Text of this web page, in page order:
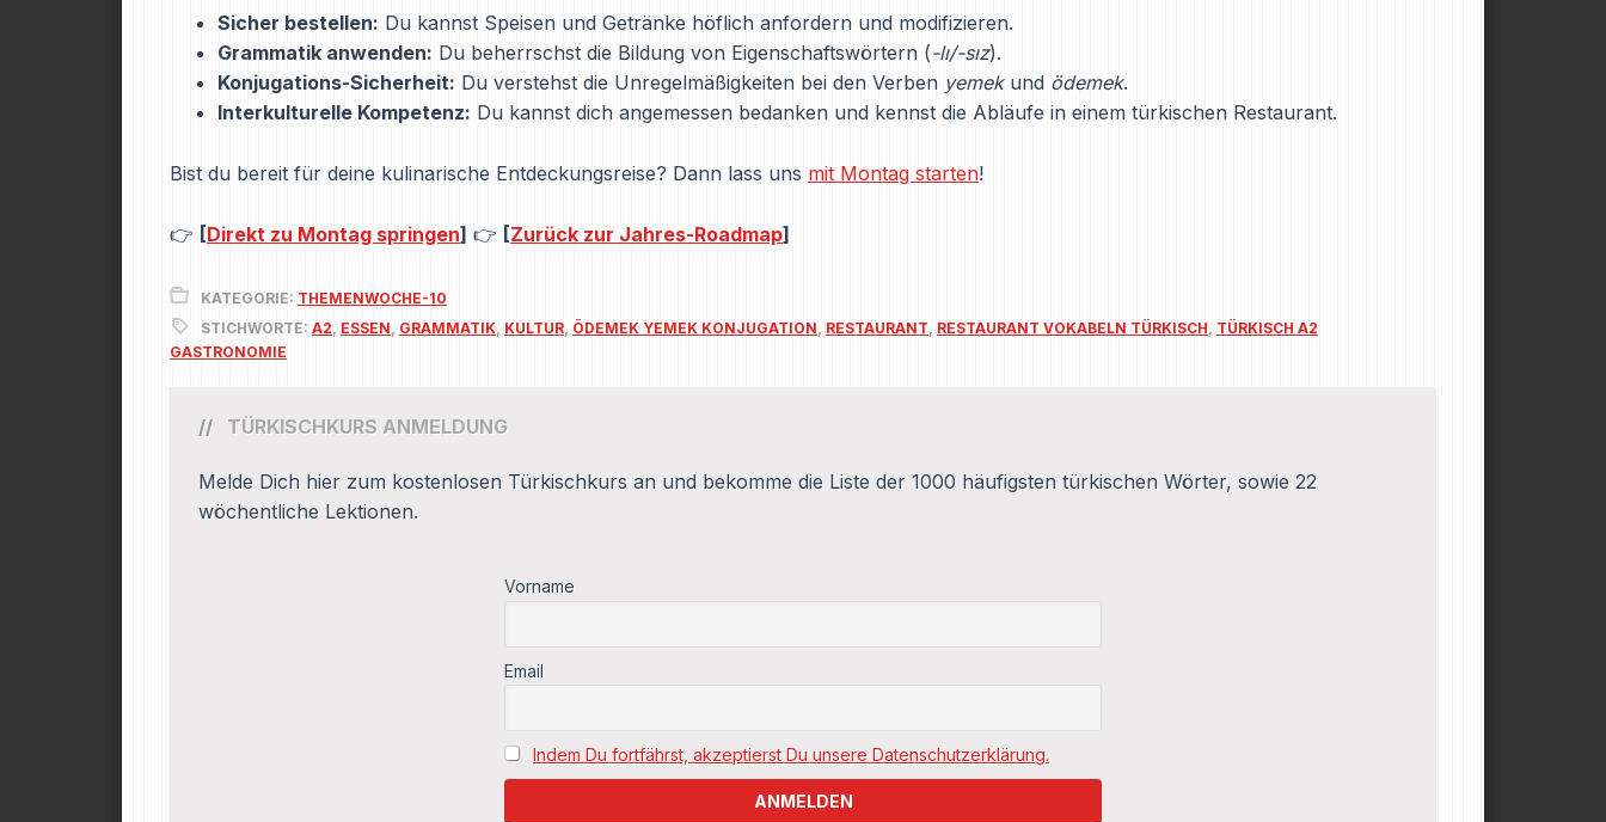
Sicher bestellen: Du kannst Speisen und Getränke höflich anfordern und modifizieren.
Grammatik anwenden: Du beherrschst die Bildung von Eigenschaftswörtern (-lı/-sız).
Konjugations-Sicherheit: Du verstehst die Unregelmäßigkeiten bei den Verben yemekund ödemek.
Interkulturelle Kompetenz: Du kannst dich angemessen bedanken und kennst die Abläufe in einem türkischen Restaurant.
Bist du bereit für deine kulinarische Entdeckungsreise? Dann lass uns mit Montag starten!
👉 [Direkt zu Montag springen] 👉 [Zurück zur Jahres-Roadmap]
KATEGORIE: THEMENWOCHE-10
STICHWORTE: A2, ESSEN, GRAMMATIK, KULTUR, ÖDEMEK YEMEK KONJUGATION, RESTAURANT, RESTAURANT VOKABELN TÜRKISCH, TÜRKISCH A2
GASTRONOMIE
TÜRKISCHKURS ANMELDUNG
Melde Dich hier zum kostenlosen Türkischkurs an und bekomme die Liste der 1000 häufigsten türkischen Wörter, sowie 22
wöchentliche Lektionen.
Vorname
Email
Indem Du fortfährst, akzeptierst Du unsere Datenschutzerklärung.